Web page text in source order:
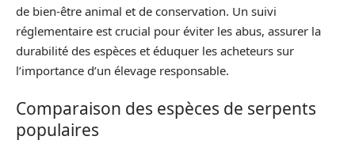
de bien-être animal et de conservation. Un suivi
réglementaire est crucial pour éviter les abus, assurer la
durabilité des espèces et éduquer les acheteurs sur
l’importance d’un élevage responsable.
Comparaison des espèces de serpents
populaires